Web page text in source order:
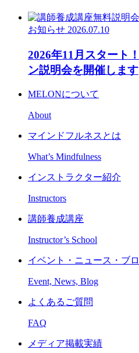
お知らせ 2026.07.10
2026年11月スタート
ン説明会を開催します
MELONについて
About
マインドフルネスとは
What’s Mindfulness
インストラクター紹介
Instructors
講師養成講座
Instructor’s School
イベント・ニュース・ブ
Event, News, Blog
よくあるご質問
FAQ
メディア掲載実績